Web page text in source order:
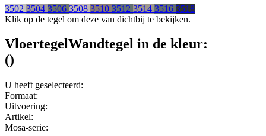
3502 3504 3506 3508 3510 3512 3514 3516 3518
Klik op de tegel om deze van dichtbij te bekijken.
VloertegelWandtegel in de kleur:
()
U heeft geselecteerd:
Formaat:
Uitvoering:
Artikel:
Mosa-serie: